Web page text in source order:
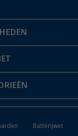
Batterijwet